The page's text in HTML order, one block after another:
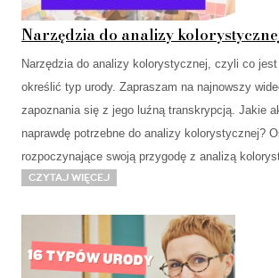
Narzędzia do analizy
Narzędzia do analizy kolorystycznej, czyli co
określić typ urody. Zapraszam na najnowszy
zapoznania się z jego luźną transkrypcją. Jakie
naprawdę potrzebne do analizy kolorystycznej?
rozpoczynające swoją przygodę z analizą
Czytaj więcej